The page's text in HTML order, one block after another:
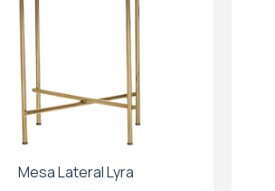
Mesa Lateral Lyra